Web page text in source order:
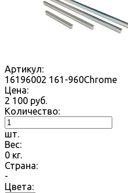
Артикул:
16196002 161-960Chrome
Цена:
2 100 руб.
Количество:
шт.
Вес:
0 кг.
Страна:
-
Цвета: